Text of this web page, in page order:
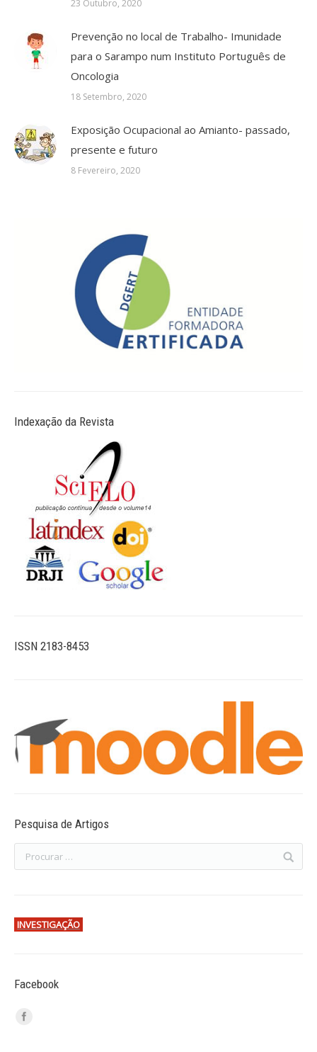
23 Outubro, 2020
Prevenção no local de Trabalho- Imunidade
para o Sarampo num Instituto Português de
Oncologia
18 Setembro, 2020
Exposição Ocupacional ao Amianto- passado,
presente e futuro
8 Fevereiro, 2020
Indexação da Revista
ISSN 2183-8453
Pesquisa de Artigos
INVESTIGAÇÃO
Facebook